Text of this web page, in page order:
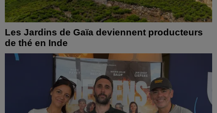
Les Jardins de Gaïa deviennent producteurs
de thé en Inde